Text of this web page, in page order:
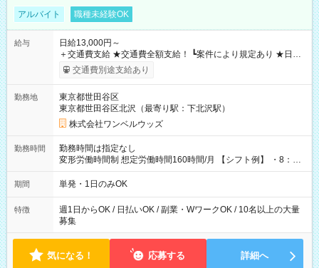
アルバイト 職種未経験OK
給与
日給13,000円～
＋交通費支給 ★交通費全額支給！ ┗案件により規定あり ★日払
いOK！（規定あり） ┗働いたその日に現金GET♪ お仕事後はコ
ンビニATMから 日払い分を引き落とせます！ 【試用期間】試
交通費別途支給あり
勤務地
東京都世田谷区
東京都世田谷区北沢（最寄り駅：下北沢駅）
株式会社ワンベルウッズ
勤務時間
勤務時間は指定なし
変形労働時間制 想定労働時間160時間/月 【シフト例】 ・8：00
～21：00
期間 単発・1日のみOK
特徴
週1日からOK / 日払いOK / 副業・WワークOK / 10名以上の大量
募集
気になる！ 応募する 詳細へ